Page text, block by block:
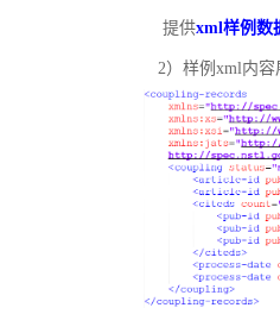
提供xml样例数
2）样例xml内容